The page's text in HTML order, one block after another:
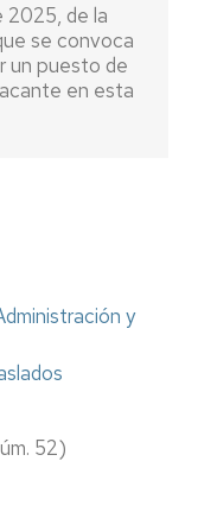
2025, de la
se convoca
un puesto de
en esta
y
52)